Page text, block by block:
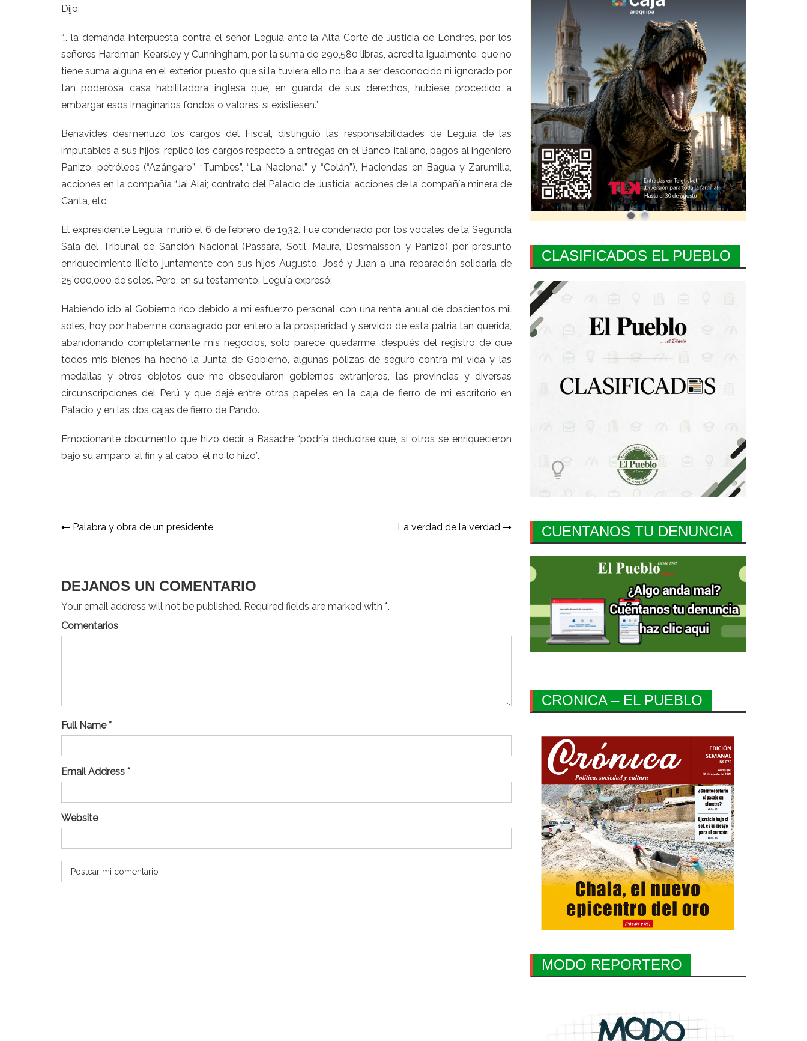
Dijo:
“… la demanda interpuesta contra el señor Leguía ante la Alta Corte de Justicia de Londres, por los
señores Hardman Kearsley y Cunningham, por la suma de 290,580 libras, acredita igualmente, que no
tiene suma alguna en el exterior, puesto que si la tuviera ello no iba a ser desconocido ni ignorado por
tan poderosa casa habilitadora inglesa que, en guarda de sus derechos, hubiese procedido a
embargar esos imaginarios fondos o valores, si existiesen.”
Benavides desmenuzó los cargos del Fiscal, distinguió las responsabilidades de Leguía de las
imputables a sus hijos; replicó los cargos respecto a entregas en el Banco Italiano, pagos al ingeniero
Panizo, petróleos (“Azángaro”, “Tumbes”, “La Nacional” y “Colán”), Haciendas en Bagua y Zarumilla,
acciones en la compañía “Jai Alai; contrato del Palacio de Justicia; acciones de la compañía minera de
Canta, etc.
El expresidente Leguía, murió el 6 de febrero de 1932. Fue condenado por los vocales de la Segunda
Sala del Tribunal de Sanción Nacional (Passara, Sotil, Maura, Desmaisson y Panizo) por presunto
enriquecimiento ilícito juntamente con sus hijos Augusto, José y Juan a una reparación solidaria de
25’000,000 de soles. Pero, en su testamento, Leguía expresó:
Habiendo ido al Gobierno rico debido a mi esfuerzo personal, con una renta anual de doscientos mil
soles, hoy por haberme consagrado por entero a la prosperidad y servicio de esta patria tan querida,
abandonando completamente mis negocios, solo parece quedarme, después del registro de que
todos mis bienes ha hecho la Junta de Gobierno, algunas pólizas de seguro contra mi vida y las
medallas y otros objetos que me obsequiaron gobiernos extranjeros, las provincias y diversas
circunscripciones del Perú y que dejé entre otros papeles en la caja de fierro de mi escritorio en
Palacio y en las dos cajas de fierro de Pando.
Emocionante documento que hizo decir a Basadre “podría deducirse que, si otros se enriquecieron
bajo su amparo, al fin y al cabo, él no lo hizo”.
Navegación
Palabra y obra de un presidente La verdad de la verdad
DEJANOS UN COMENTARIO
Your email address will not be published. Required fields are marked with *.
Comentarios
Full Name *
Email Address *
Website
CLASIFICADOS EL PUEBLO
CUENTANOS TU DENUNCIA
CRONICA – EL PUEBLO
MODO REPORTERO